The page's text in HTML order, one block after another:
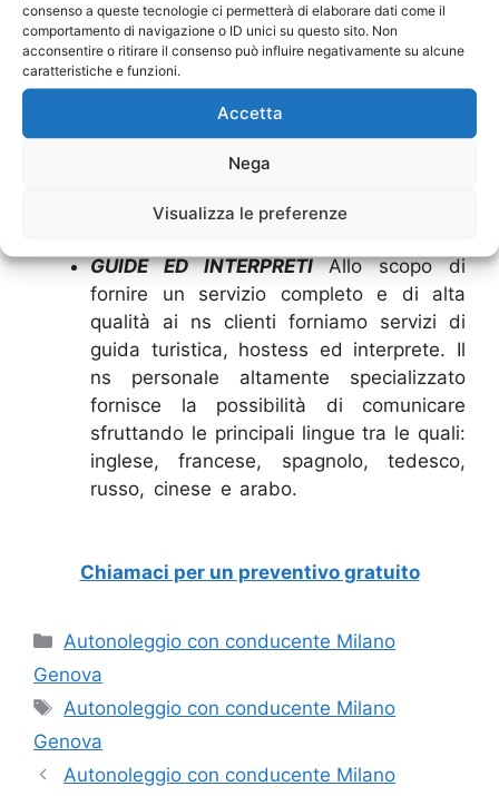
consenso a queste tecnologie ci permetterà di elaborare dati come il
comportamento di navigazione o ID unici su questo sito. Non
acconsentire o ritirare il consenso può influire negativamente su alcune
caratteristiche e funzioni.
Accetta
Nega
Visualizza le preferenze
tutela non è armata ma sono tutti
specializzati ai massimi livelli delle arti
marziali.(A richiesta ci avvaliamo di
Service 24 ore su 24.
serviamo in tutta Italia ed Europa,
porti e le stazioni ferroviarie.
GUIDE ED INTERPRETIAllo scopo di
fornire un servizio completo e di alta
qualità ai ns clienti forniamo servizi di
guida turistica, hostess ed interprete. Il
ns personale altamente specializzato
fornisce la possibilità di comunicare
sfruttando le principali lingue tra le quali:
inglese, francese, spagnolo, tedesco,
russo, cinese e arabo.
Chiamaci per un preventivo gratuito
Categorie
Autonoleggio con conducente Milano
Genova
Tag
Autonoleggio con conducente Milano
Genova
Autonoleggio con conducente Milano